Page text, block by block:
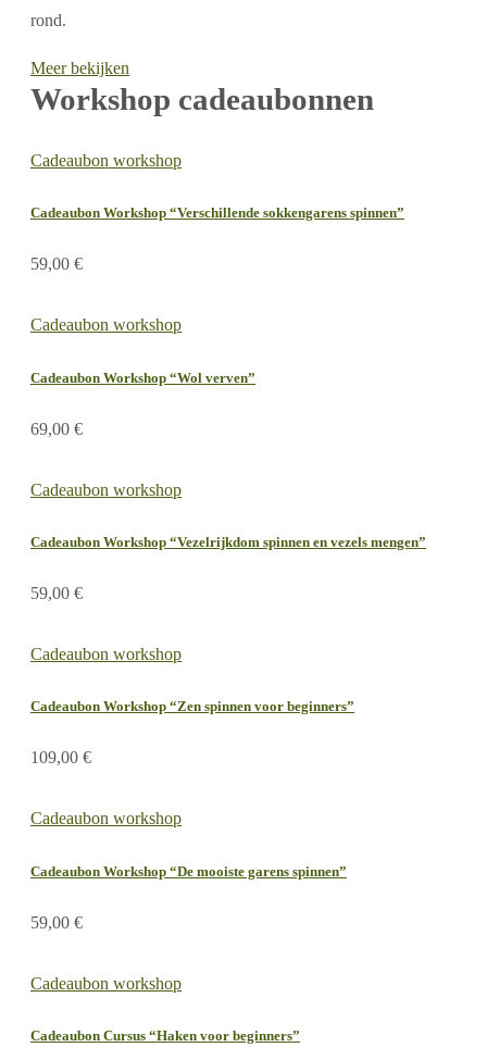
rond.
Meer bekijken
Workshop cadeaubonnen
Cadeaubon workshop
Cadeaubon Workshop “Verschillende sokkengarens spinnen”
59,00 €
Cadeaubon workshop
Cadeaubon Workshop “Wol verven”
69,00 €
Cadeaubon workshop
Cadeaubon Workshop “Vezelrijkdom spinnen en vezels mengen”
59,00 €
Cadeaubon workshop
Cadeaubon Workshop “Zen spinnen voor beginners”
109,00 €
Cadeaubon workshop
Cadeaubon Workshop “De mooiste garens spinnen”
59,00 €
Cadeaubon workshop
Cadeaubon Cursus “Haken voor beginners”